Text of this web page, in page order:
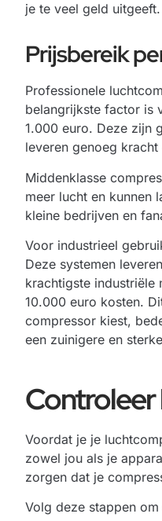
je te veel geld uitgeeft.
Prijsbereik
Professionele
belangrijkste factor is
1.000 euro. Deze zijn
leveren genoeg
Middenklasse
meer lucht en kunnen
kleine bedrijven en
Voor industrieel
Deze systemen
krachtigste industriële
10.000 euro kosten.
compressor kiest,
een zuinigere en
Voordat je je
zowel jou als je
zorgen dat je
Volg deze stappen